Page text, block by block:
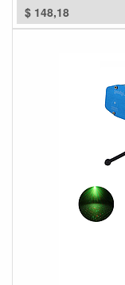
$ 148,18